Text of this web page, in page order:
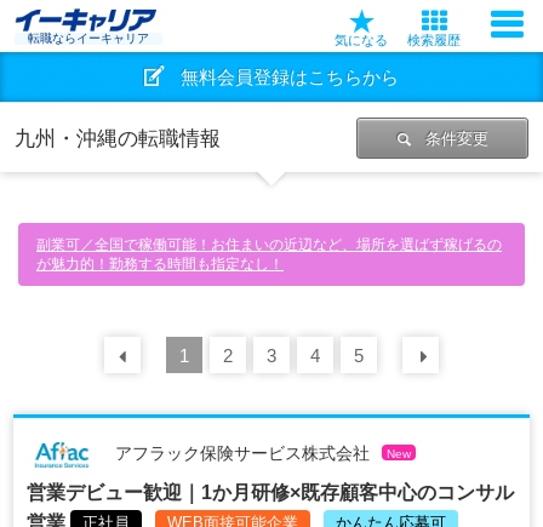
転職ならイーキャリア 気になる 検索履歴
無料会員登録はこちらから
九州・沖縄の転職情報 条件変更
副業可／全国で稼働可能！お住まいの近辺など、場所を選ばず稼げるの
が魅力的！勤務する時間も指定なし！
前の 30
1 2 3 4 5
アフラック保険サービス株式会社 New
営業デビュー歓迎｜1か月研修×既存顧客中心のコンサル
営業
正社員 WEB面接可能企業 かんたん応募可